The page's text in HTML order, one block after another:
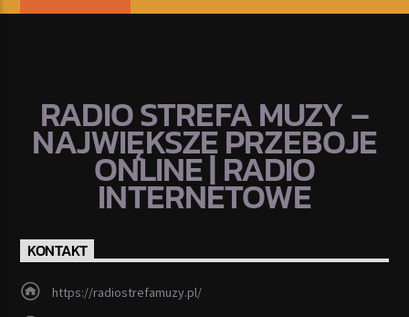
RADIO STREFA MUZY –
NAJWIĘKSZE PRZEBOJE
ONLINE | RADIO
INTERNETOWE
KONTAKT
https://radiostrefamuzy.pl/